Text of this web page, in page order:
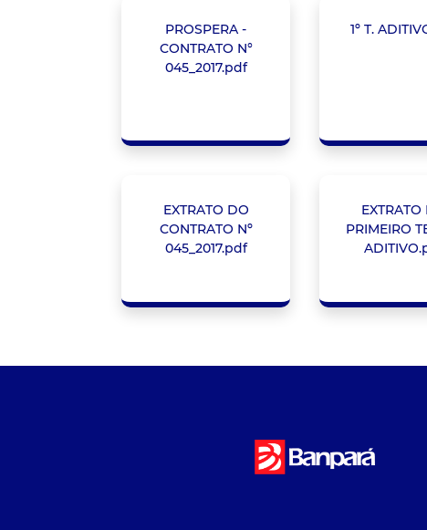
PROSPERA -
CONTRATO N°
045_2017.pdf
1º T.
EXTRATO DO
CONTRATO Nº
045_2017.pdf
EXTRATO
PRIMEIRO